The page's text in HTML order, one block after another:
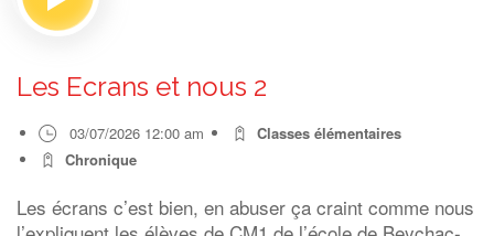
Les Ecrans et nous 2
03/07/2026 12:00 am
Classes élémentaires
Chronique
Les écrans c’est bien, en abuser ça craint comme nous